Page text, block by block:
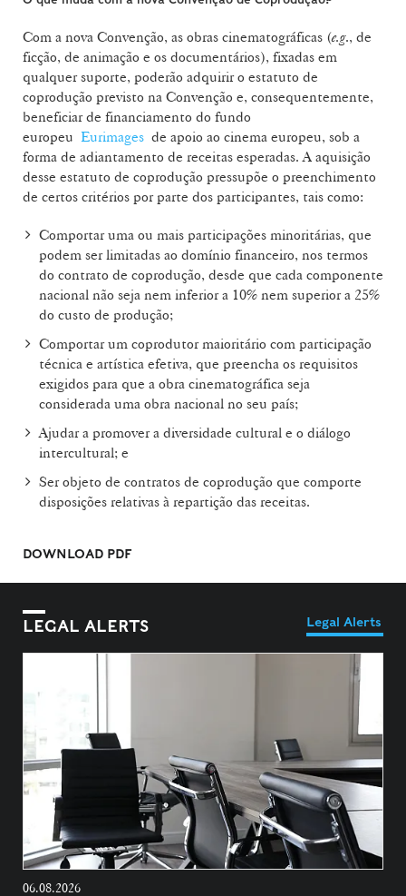
Com a nova Convenção, as obras cinematográficas (e.g., de
ficção, de animação e os documentários), fixadas em
qualquer suporte, poderão adquirir o estatuto de
coprodução previsto na Convenção e, consequentemente,
beneficiar de financiamento do fundo
europeu Eurimages de apoio ao cinema europeu, sob a
forma de adiantamento de receitas esperadas. A aquisição
desse estatuto de coprodução pressupõe o preenchimento
de certos critérios por parte dos participantes, tais como:
Comportar uma ou mais participações minoritárias, que
podem ser limitadas ao domínio financeiro, nos termos
do contrato de coprodução, desde que cada componente
nacional não seja nem inferior a 10% nem superior a 25%
do custo de produção;
Comportar um coprodutor maioritário com participação
técnica e artística efetiva, que preencha os requisitos
exigidos para que a obra cinematográfica seja
considerada uma obra nacional no seu país;
Ajudar a promover a diversidade cultural e o diálogo
intercultural; e
Ser objeto de contratos de coprodução que comporte
disposições relativas à repartição das receitas.
DOWNLOAD PDF
LEGAL ALERTS Legal Alerts
06.08.2026